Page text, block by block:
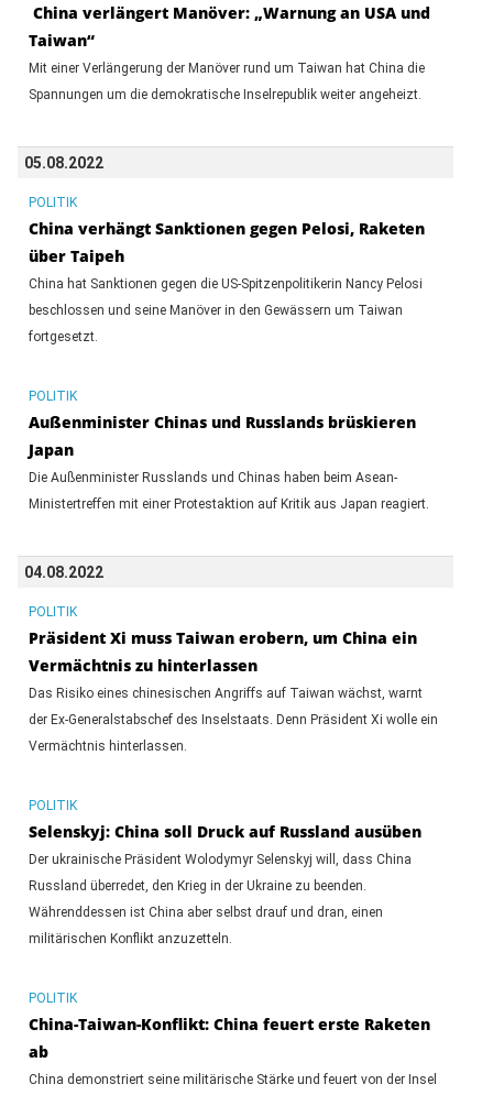
China verlängert Manöver: „Warnung an USA und
Taiwan“
Mit einer Verlängerung der Manöver rund um Taiwan hat China die
Spannungen um die demokratische Inselrepublik weiter angeheizt.
05.08.2022
POLITIK
China verhängt Sanktionen gegen Pelosi, Raketen
über Taipeh
China hat Sanktionen gegen die US-Spitzenpolitikerin Nancy Pelosi
beschlossen und seine Manöver in den Gewässern um Taiwan
fortgesetzt.
POLITIK
Außenminister Chinas und Russlands brüskieren
Japan
Die Außenminister Russlands und Chinas haben beim Asean-
Ministertreffen mit einer Protestaktion auf Kritik aus Japan reagiert.
04.08.2022
POLITIK
Präsident Xi muss Taiwan erobern, um China ein
Vermächtnis zu hinterlassen
Das Risiko eines chinesischen Angriffs auf Taiwan wächst, warnt
der Ex-Generalstabschef des Inselstaats. Denn Präsident Xi wolle ein
Vermächtnis hinterlassen.
POLITIK
Selenskyj: China soll Druck auf Russland ausüben
Der ukrainische Präsident Wolodymyr Selenskyj will, dass China
Russland überredet, den Krieg in der Ukraine zu beenden.
Währenddessen ist China aber selbst drauf und dran, einen
militärischen Konflikt anzuzetteln.
POLITIK
China-Taiwan-Konflikt: China feuert erste Raketen
ab
China demonstriert seine militärische Stärke und feuert von der Insel